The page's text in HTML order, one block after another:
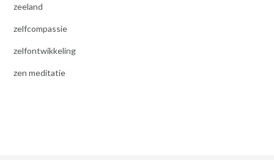
zeeland
zelfcompassie
zelfontwikkeling
zen meditatie